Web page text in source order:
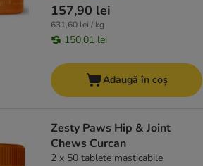
157,90 lei
631,60 lei / kg
150,01 lei
Adaugă în coș
Zesty Paws Hip & Joint
Chews Curcan
2 x 50 tablete masticabile